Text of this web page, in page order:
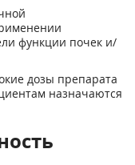
функции почек и/
дозы препарата
назначаются